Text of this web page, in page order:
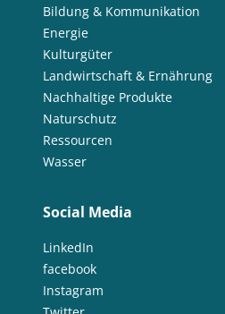
Bildung & Kommunikation
Energie
Kulturgüter
Landwirtschaft & Ernährung
Nachhaltige Produkte
Naturschutz
Ressourcen
Wasser
Social Media
LinkedIn
facebook
Instagram